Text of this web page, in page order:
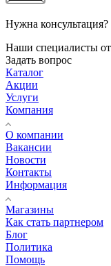
Нужна консультация?
Наши специалисты
Задать вопрос
Каталог
Акции
Услуги
Компания
О компании
Вакансии
Новости
Контакты
Информация
Магазины
Как стать партнером
Блог
Политика
Помощь